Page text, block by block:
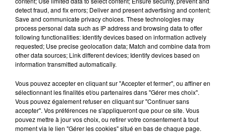
À Hoerdt, de l’eau brune sort des
robinets
6 août 2026
Catherine Trautmann réagit
detect fraud, and fix errors; Deliver and present advertising and content;
Save and communicate privacy choices. These technologies may
process personal data such as IP address and browsing data to offer
following functionalities: Identify devices based on information actively
requested; Use precise geolocation data; Match and combine data from
other data sources; Link different devices; Identify devices based on
information transmitted automatically.
Vous pouvez accepter en cliquant sur "Accepter et fermer", ou affiner en
sélectionnant les finalités et/ou partenaires dans "Gérer mes choix".
Vous pouvez également refuser en cliquant sur "Continuer sans
accepter". Vos préférences ne s'appliqueront que pour ce site. Vous
pouvez mettre à jour vos choix, ou retirer votre consentement à tout
moment via le lien "Gérer les cookies" situé en bas de chaque page.